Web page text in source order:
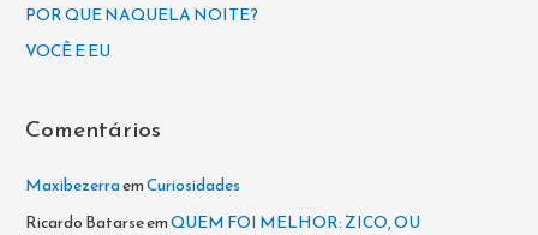
p
o
:
POR QUE NAQUELA NOITE?
VOCÊ E EU
Comentários
MaxibezerraemCuriosidades
Ricardo BatarseemQUEM FOI MELHOR: ZICO, OU